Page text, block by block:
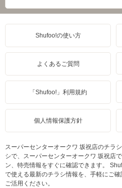
Shufoo!の使い方
よくあるご質問
「Shufoo!」利用規約
個人情報保護方針
スーパーセンターオークワ 坂祝店のチラ
シで、スーパーセンターオークワ 坂祝店
ン、特売情報をすぐに確認できます。
で使える最新のチラシ情報を、手軽にご
ご活用ください。